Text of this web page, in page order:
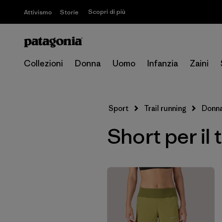
Attivismo Storie Scopri di più
Collezioni Donna Uomo Infanzia Zaini
Sport Trail running
Short per il